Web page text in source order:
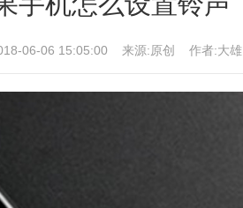
06-06 15:05:00 来源:原创 作者:大雄